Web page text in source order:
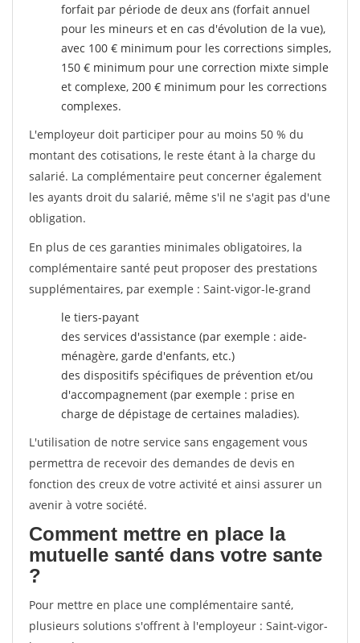
forfait par période de deux ans (forfait annuel
pour les mineurs et en cas d'évolution de la vue),
avec 100 € minimum pour les corrections simples,
150 € minimum pour une correction mixte simple
et complexe, 200 € minimum pour les corrections
complexes.
L'employeur doit participer pour au moins 50 % du
montant des cotisations, le reste étant à la charge du
salarié. La complémentaire peut concerner également
les ayants droit du salarié, même s'il ne s'agit pas d'une
obligation.
En plus de ces garanties minimales obligatoires, la
complémentaire santé peut proposer des prestations
supplémentaires, par exemple : Saint-vigor-le-grand
le tiers-payant
des services d'assistance (par exemple : aide-
ménagère, garde d'enfants, etc.)
des dispositifs spécifiques de prévention et/ou
d'accompagnement (par exemple : prise en
charge de dépistage de certaines maladies).
L'utilisation de notre service sans engagement vous
permettra de recevoir des demandes de devis en
fonction des creux de votre activité et ainsi assurer un
avenir à votre société.
Comment mettre en place la
mutuelle santé dans votre sante
?
Pour mettre en place une complémentaire santé,
plusieurs solutions s'offrent à l'employeur : Saint-vigor-